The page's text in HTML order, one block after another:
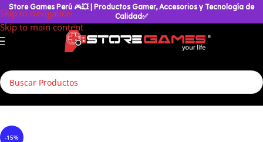
Skip to navigation
Skip to main content
Store Games Perú 🎮💥
| Productos Gamer, Accesorios y Tecnología de
Calidad✅
-15%